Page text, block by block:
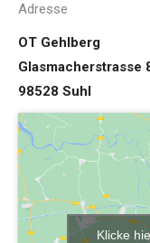
Adresse
OT Gehlberg
Glasmacherstrasse
98528 Suhl
Klicke